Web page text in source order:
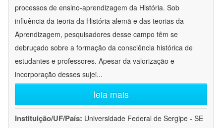
processos de ensino-aprendizagem da História. Sob
influência da teoria da História alemã e das teorias da
Aprendizagem, pesquisadores desse campo têm se
debruçado sobre a formação da consciência histórica de
estudantes e professores. Apesar da valorização e
incorporação desses sujei...
leia mais
Instituição/UF/País: Universidade Federal de Sergipe - SE